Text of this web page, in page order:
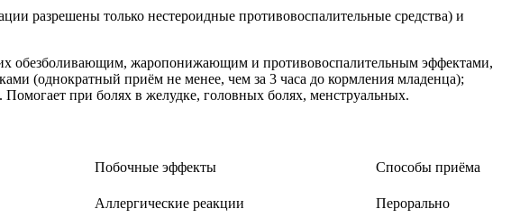
разрешены только нестероидные противовоспалительные средства) и
обезболивающим, жаропонижающим и противовоспалительным эффектами,
(однократный приём не менее, чем за 3 часа до кормления младенца);
при болях в желудке, головных болях, менструальных.
Побочные эффекты Способы приёма
Аллергические реакции Перорально